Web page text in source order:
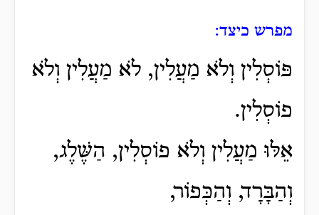
מפרש כיצד:
פּוֹסְלִין וְלֹא מַעֲלִין, לֹא מַעֲלִין וְלֹא
פוֹסְלִין.
אֵלּוּ מַעֲלִין וְלֹא פוֹסְלִין, הַשֶּׁלֶג,
וְהַבָּרָד, וְהַכְּפוֹר,